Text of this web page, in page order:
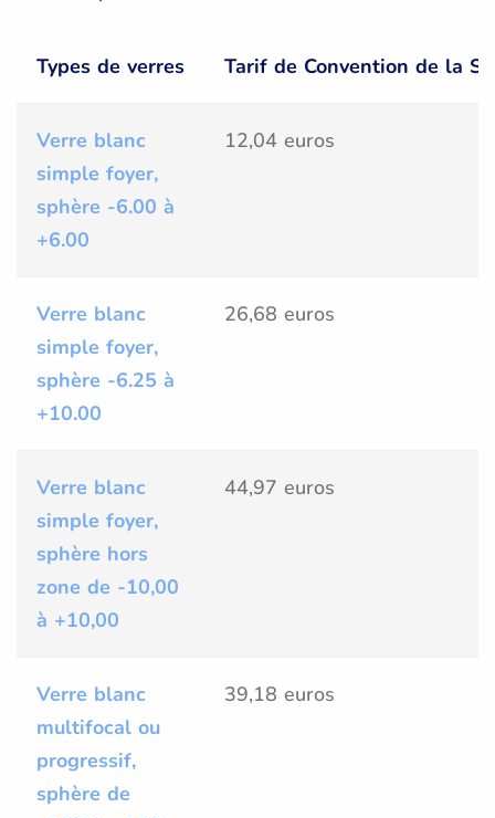
Types de verres Tarif de Convention de la
Verre blanc
simple foyer,
sphère -6.00 à
+6.00
12,04 euros
Verre blanc
simple foyer,
sphère -6.25 à
+10.00
26,68 euros
Verre blanc
simple foyer,
sphère hors
zone de -10,00
à +10,00
44,97 euros
Verre blanc
multifocal ou
progressif,
sphère de
39,18 euros